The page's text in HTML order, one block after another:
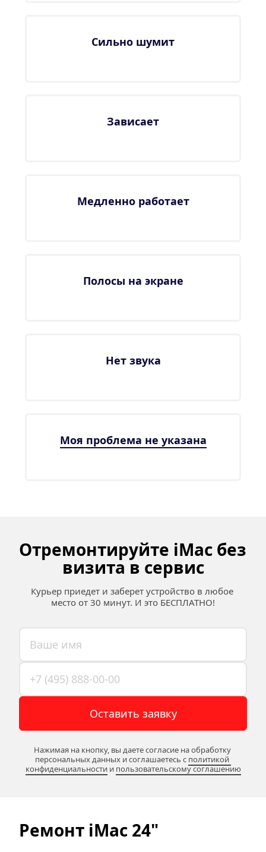
Сильно шумит
Зависает
Медленно работает
Полосы на экране
Нет звука
Моя проблема не указана
Отремонтируйте iMac без
визита в сервис
Курьер приедет и заберет устройство в любое
место от 30 минут. И это БЕСПЛАТНО!
Оставить заявку
Нажимая на кнопку, вы даете согласие на обработку
персональных данных и соглашаетесь c политикой
конфиденциальности и пользовательскому соглашению
Ремонт iMac 24"